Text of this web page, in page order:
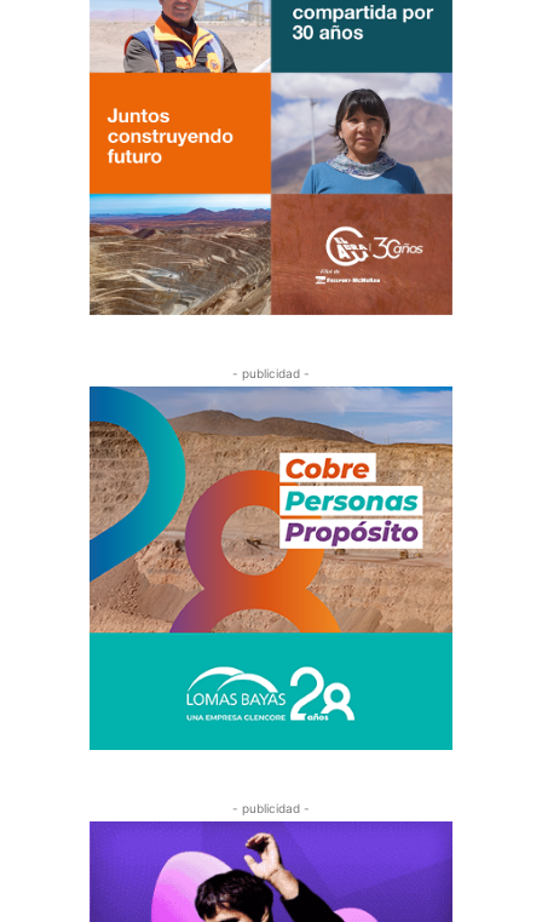
- publicidad -
- publicidad -